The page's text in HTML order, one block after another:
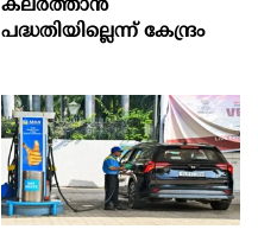
കലര്‍ത്താന്‍
പദ്ധതിയില്ലെന്ന് കേന്ദ്രം